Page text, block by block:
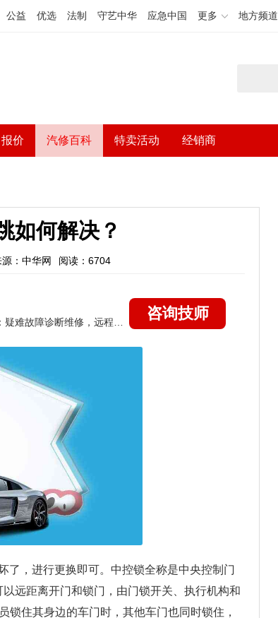
公益 优选 法制 守艺中华 应急中国 更多 地方频道
报价 汽修百科 特卖活动 经销商
如何解决？
源：中华网 阅读：6704
咨询技师
了，进行更换即可。中控锁全称是中央控制门
远距离开门和锁门，由门锁开关、执行机构和
住其身边的车门时，其他车门也同时锁住，